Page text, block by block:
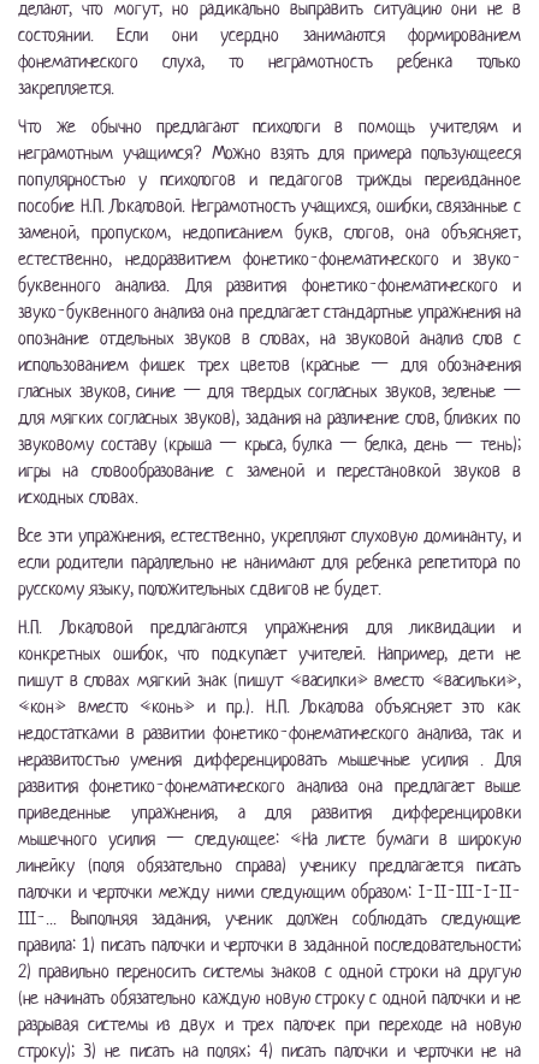
делают, что могут, но радикально выправить ситуацию они не в
состоянии. Если они усердно занимаются формированием
фонематического слуха, то неграмотность ребенка только
закрепляется.
Что же обычно предлагают психологи в помощь учителям и
неграмотным учащимся? Можно взять для примера пользующееся
популярностью у психологов и педагогов трижды переизданное
пособие Н.П. Локаловой. Неграмотность учащихся, ошибки, связанные с
заменой, пропуском, недописанием букв, слогов, она объясняет,
естественно, недоразвитием фонетико-фонематического и звуко-
буквенного анализа. Для развития фонетико-фонематического и
звуко-буквенного анализа она предлагает стандартные упражнения на
опознание отдельных звуков в словах, на звуковой анализ слов с
использованием фишек трех цветов (красные — для обозначения
гласных звуков, синие — для твердых согласных звуков, зеленые —
для мягких согласных звуков), задания на различение слов, близких по
звуковому составу (крыша — крыса, булка — белка, день — тень);
игры на словообразование с заменой и перестановкой звуков в
исходных словах.
Все эти упражнения, естественно, укрепляют слуховую доминанту, и
если родители параллельно не нанимают для ребенка репетитора по
русскому языку, положительных сдвигов не будет.
Н.П. Локаловой предлагаются упражнения для ликвидации и
конкретных ошибок, что подкупает учителей. Например, дети не
пишут в словах мягкий знак (пишут «василки» вместо «васильки»,
«кон» вместо «конь» и пр.). Н.П. Локалова объясняет это как
недостатками в развитии фонетико-фонематического анализа, так и
неразвитостью умения дифференцировать мышечные усилия . Для
развития фонетико-фонематического анализа она предлагает выше
приведенные упражнения, а для развития дифференцировки
мышечного усилия — следующее: «На листе бумаги в широкую
линейку (поля обязательно справа) ученику предлагается писать
палочки и черточки между ними следующим образом: I-II-III-I-II-
III-... Выполняя задания, ученик должен соблюдать следующие
правила: 1) писать палочки и черточки в заданной последовательности;
2) правильно переносить системы знаков с одной строки на другую
(не начинать обязательно каждую новую строку с одной палочки и не
разрывая системы из двух и трех палочек при переходе на новую
строку); 3) не писать на полях; 4) писать палочки и черточки не на